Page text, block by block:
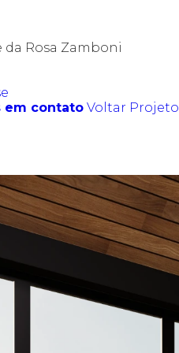
Rosa Zamboni
em contato Voltar